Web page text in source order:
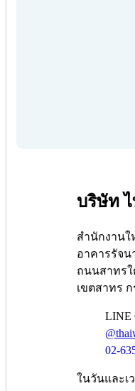
บริษัท
สำนักงานใ
อาคารรัจน
ถนนสาทรใ
เขตสาทร ก
LINE
02-
ในวันและเ